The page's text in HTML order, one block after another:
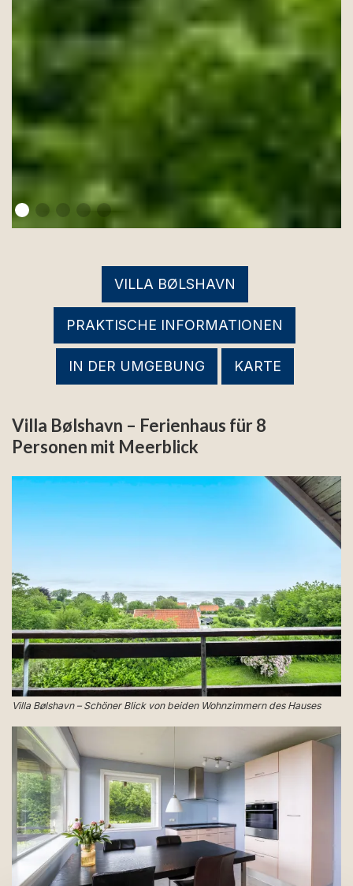
VILLA BØLSHAVN
PRAKTISCHE INFORMATIONEN
IN DER UMGEBUNG KARTE
Villa Bølshavn – Ferienhaus für 8
Personen mit Meerblick
Villa Bølshavn – Schöner Blick von beiden Wohnzimmern des Hauses